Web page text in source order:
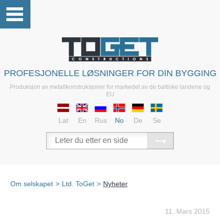
PROFESJONELLE LØSNINGER FOR DIN BYGGING
Produksjon av metallkonstruksjoner for markedet av de baltiske landene og
EU
Lat En Rus No De Se
Om selskapet > Ltd. ToGet > Nyheter
11. Mars 2015